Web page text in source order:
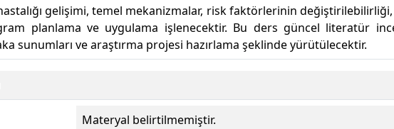
gelişimi, temel mekanizmalar, risk faktörlerinin
planlama ve uygulama işlenecektir. Bu ders güncel literatür
sunumları ve araştırma projesi hazırlama şeklinde yürütülecektir.
Materyal belirtilmemiştir.